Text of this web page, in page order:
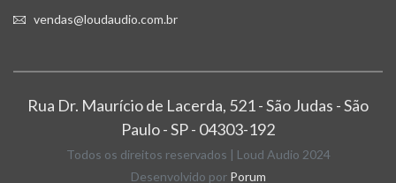
vendas@loudaudio.com.br
Rua Dr. Maurício de Lacerda, 521 - São Judas - São
Paulo - SP - 04303-192
Todos os direitos reservados | Loud Audio 2024
Desenvolvido por Porum